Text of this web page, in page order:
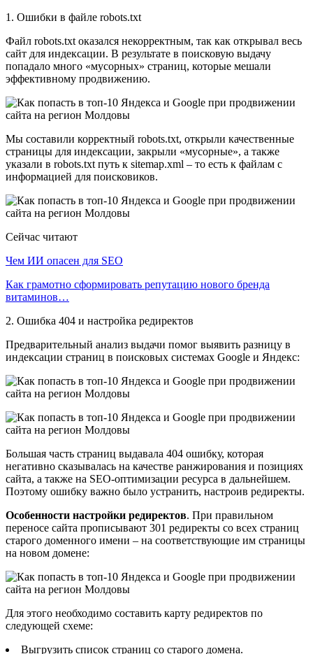
1. Ошибки в файле robots.txt
Файл robots.txt оказался некорректным, так как открывал весь
сайт для индексации. В результате в поисковую выдачу
попадало много «мусорных» страниц, которые мешали
эффективному продвижению.
Мы составили корректный robots.txt, открыли качественные
страницы для индексации, закрыли «мусорные», а также
указали в robots.txt путь к sitemap.xml – то есть к файлам с
информацией для поисковиков.
Сейчас читают
Чем ИИ опасен для SEO
Как грамотно сформировать репутацию нового бренда
витаминов…
2. Ошибка 404 и настройка редиректов
Предварительный анализ выдачи помог выявить разницу в
индексации страниц в поисковых системах Google и Яндекс:
Большая часть страниц выдавала 404 ошибку, которая
негативно сказывалась на качестве ранжирования и позициях
сайта, а также на SEO-оптимизации ресурса в дальнейшем.
Поэтому ошибку важно было устранить, настроив редиректы.
Особенности настройки редиректов. При правильном
переносе сайта прописывают 301 редиректы со всех страниц
старого доменного имени – на соответствующие им страницы
на новом домене:
Для этого необходимо составить карту редиректов по
следующей схеме:
Выгрузить список страниц со старого домена.